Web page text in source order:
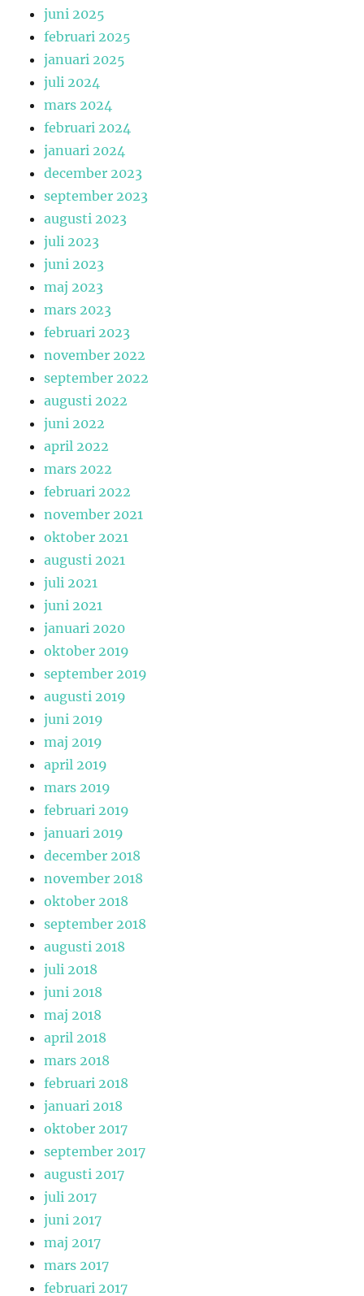
juni 2025
februari 2025
januari 2025
juli 2024
mars 2024
februari 2024
januari 2024
december 2023
september 2023
augusti 2023
juli 2023
juni 2023
maj 2023
mars 2023
februari 2023
november 2022
september 2022
augusti 2022
juni 2022
april 2022
mars 2022
februari 2022
november 2021
oktober 2021
augusti 2021
juli 2021
juni 2021
januari 2020
oktober 2019
september 2019
augusti 2019
juni 2019
maj 2019
april 2019
mars 2019
februari 2019
januari 2019
december 2018
november 2018
oktober 2018
september 2018
augusti 2018
juli 2018
juni 2018
maj 2018
april 2018
mars 2018
februari 2018
januari 2018
oktober 2017
september 2017
augusti 2017
juli 2017
juni 2017
maj 2017
mars 2017
februari 2017